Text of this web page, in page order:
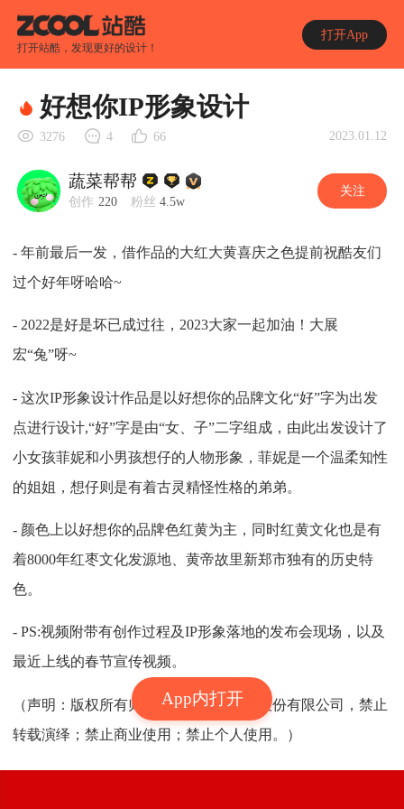
打开站酷，发现更好的设计！
打开App
App内打开
好想你IP形象设计
3276 4 66 2023.01.12
蔬菜帮帮
创作 220 粉丝 4.5w
关注
- 年前最后一发，借作品的大红大黄喜庆之色提前祝酷友们
过个好年呀哈哈~
- 2022是好是坏已成过往，2023大家一起加油！大展
宏“兔”呀~
- 这次IP形象设计作品是以好想你的品牌文化“好”字为出发
点进行设计,“好”字是由“女、子”二字组成，由此出发设计了
小女孩菲妮和小男孩想仔的人物形象，菲妮是一个温柔知性
的姐姐，想仔则是有着古灵精怪性格的弟弟。
- 颜色上以好想你的品牌色红黄为主，同时红黄文化也是有
着8000年红枣文化发源地、黄帝故里新郑市独有的历史特
色。
- PS:视频附带有创作过程及IP形象落地的发布会现场，以及
最近上线的春节宣传视频。
（声明：版权所有归属好想你健康食品股份有限公司，禁止
转载演绎；禁止商业使用；禁止个人使用。）